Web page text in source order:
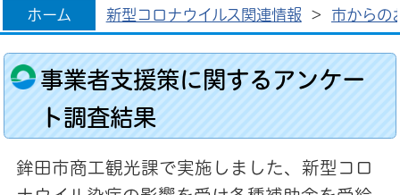
ホーム 新型コロナウイルス関連情報 > 市からの
事業者支援策に関するアンケー
ト調査結果
鉾田市商工観光課で実施しました、新型コロ